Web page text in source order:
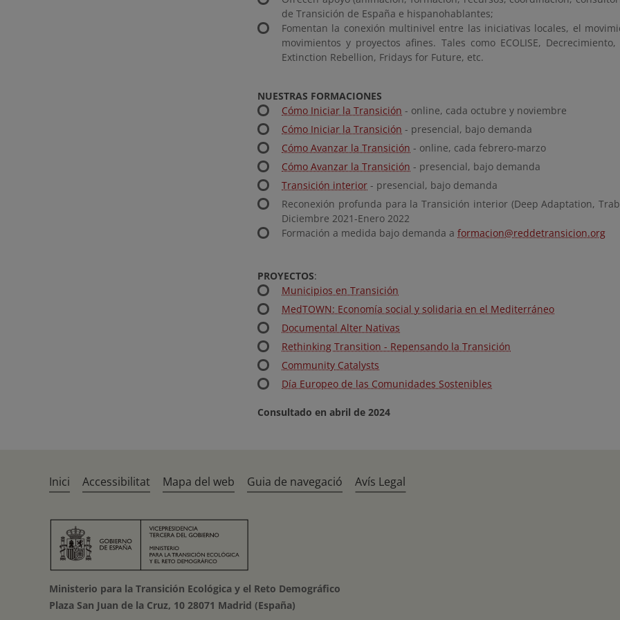
de Transición de España e hispanohablantes;
Fomentan la conexión multinivel entre las iniciativas locales, el
movimientos y proyectos afines. Tales como ECOLISE,
Extinction Rebellion, Fridays for Future, etc.
NUESTRAS FORMACIONES
Cómo Iniciar la Transición - online, cada octubre y noviembre
Cómo Iniciar la Transición - presencial, bajo demanda
Cómo Avanzar la Transición - online, cada febrero-marzo
Cómo Avanzar la Transición - presencial, bajo demanda
Transición interior - presencial, bajo demanda
Reconexión profunda para la Transición interior (Deep Adaptation,
Diciembre 2021-Enero 2022
Formación a medida bajo demanda a formacion@reddetransicion.org
PROYECTOS:
Municipios en Transición
MedTOWN: Economía social y solidaria en el Mediterráneo
Documental Alter Nativas
Rethinking Transition - Repensando la Transición
Community Catalysts
Día Europeo de las Comunidades Sostenibles
Consultado en abril de 2024
Inici Accessibilitat Mapa del web Guia de navegació Avís Legal
Ministerio para la Transición Ecológica y el Reto Demográfico
Plaza San Juan de la Cruz, 10 28071 Madrid (España)